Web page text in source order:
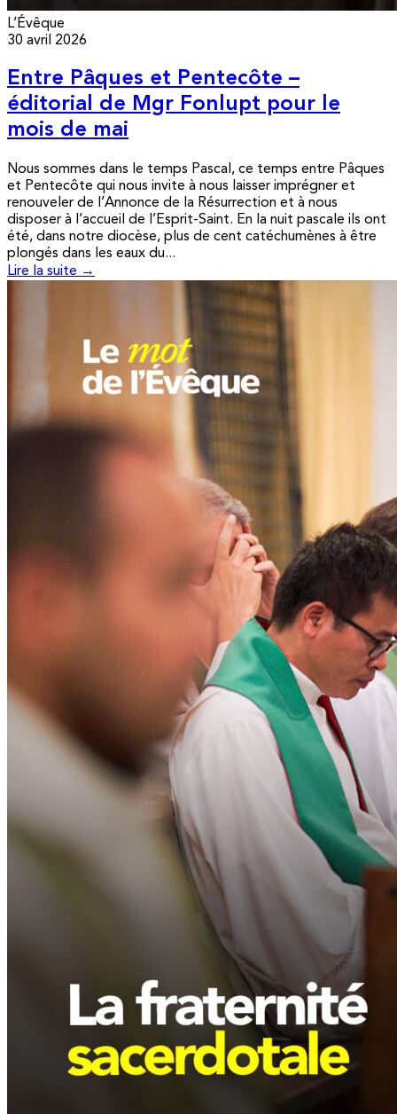
L’Évêque
30 avril 2026
Entre Pâques et Pentecôte –
éditorial de Mgr Fonlupt pour le
mois de mai
Nous sommes dans le temps Pascal, ce temps entre Pâques
et Pentecôte qui nous invite à nous laisser imprégner et
renouveler de l’Annonce de la Résurrection et à nous
disposer à l’accueil de l’Esprit-Saint. En la nuit pascale ils ont
été, dans notre diocèse, plus de cent catéchumènes à être
plongés dans les eaux du...
Lire la suite →